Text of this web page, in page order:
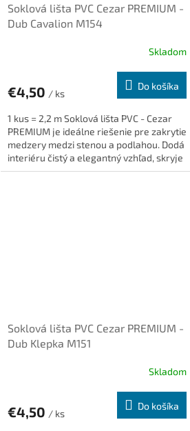
Soklová lišta PVC Cezar PREMIUM -
Dub Cavalion M154
Skladom
€4,50 / ks
Do košíka
1 kus = 2,2 m Soklová lišta PVC - Cezar
PREMIUM je ideálne riešenie pre zakrytie
medzery medzi stenou a podlahou. Dodá
interiéru čistý a elegantný vzhľad, skryje
káble a je...
Soklová lišta PVC Cezar PREMIUM -
Dub Klepka M151
Skladom
€4,50 / ks
Do košíka